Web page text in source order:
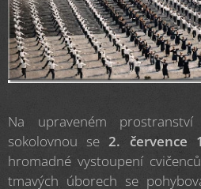
Na upraveném
sokolovnou se2. července
hromadné vystoupení
tmavých úborech se